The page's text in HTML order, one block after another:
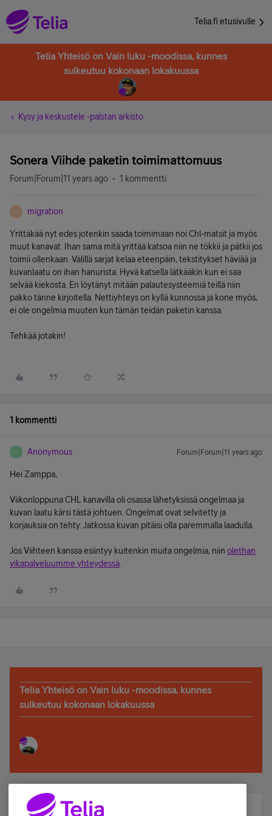
Telia.fi etusivulle
Telia Yhteisö on Vain luku -moodissa, kunnes
sulkeutuu kokonaan lokakuussa
Kysy ja keskustele -palstan arkisto
Sonera Viihde paketin toimimattomuus
Forum|Forum|11 years ago 1 kommentti
M migration
Yrittäkää nyt edes jotenkin saada toimimaan noi Chl-matsit ja myös
muut kanavat. Ihan sama mitä yrittää katsoa niin ne tökkii ja pätkii jos
toimii ollenkaan. Välillä sarjat kelaa eteenpäin, tekstitykset häviää ja
kuvanlaatu on ihan hanurista. Hyvä katsella lätkääkin kun ei saa
selvää kiekosta. En löytänyt mitään palautesysteemiä teillä niin
pakko tänne kirjoitella. Nettiyhteys on kyllä kunnossa ja kone myös,
ei ole ongelmia muuten kun tämän teidän paketin kanssa.
Tehkää jotakin!
1 kommentti
A Anonymous Forum|Forum|11 years ago
Hei Zamppa,
Viikonloppuna CHL kanavilla oli osassa lähetyksissä ongelmaa ja
kuvan laatu kärsi tästä johtuen. Ongelmat ovat selvitetty ja
korjauksia on tehty. Jatkossa kuvan pitäisi olla paremmalla laadulla.
Jos Viihteen kanssa esiintyy kuitenkin muita ongelmia, niin olethan
vikapalveluumme yhteydessä
Telia Yhteisö on Vain luku -moodissa, kunnes
sulkeutuu kokonaan lokakuussa